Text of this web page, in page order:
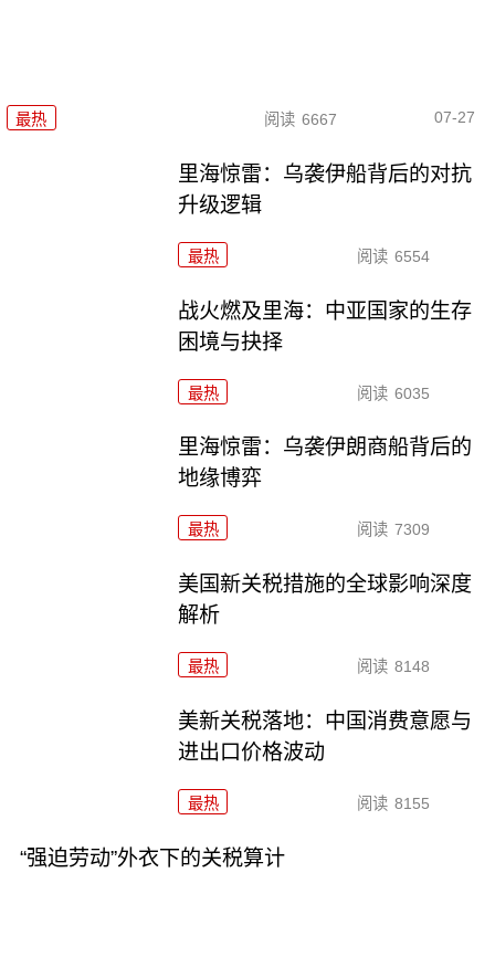
最热 阅读 6667 07-27
里海惊雷：乌袭伊船背后的对抗
升级逻辑
最热 阅读 6554
战火燃及里海：中亚国家的生存
困境与抉择
最热 阅读 6035
里海惊雷：乌袭伊朗商船背后的
地缘博弈
最热 阅读 7309
美国新关税措施的全球影响深度
解析
最热 阅读 8148
美新关税落地：中国消费意愿与
进出口价格波动
最热 阅读 8155
“强迫劳动”外衣下的关税算计